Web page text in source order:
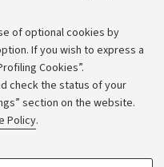
of optional cookies by
If you wish to express a
Cookies”.
check the status of your
section on the website.
Policy.
information